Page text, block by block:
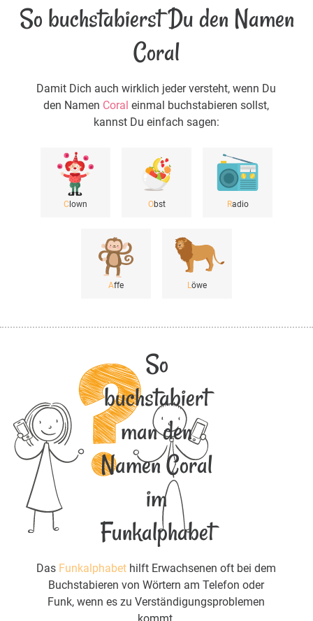
So buchstabierst Du den Namen
Coral
Damit Dich auch wirklich jeder versteht, wenn Du
den Namen Coral einmal buchstabieren sollst,
kannst Du einfach sagen:
Clown Obst Radio
Affe L öwe
So
buchstabiert
man den
Namen Coral
im
Funkalphabet
Das Funkalphabet hilft Erwachsenen oft bei dem
Buchstabieren von Wörtern am Telefon oder
Funk, wenn es zu Verständigungsproblemen